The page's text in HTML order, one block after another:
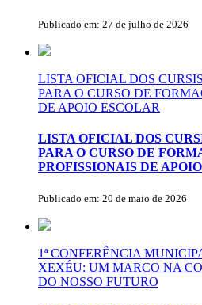
Publicado em: 27 de julho de 2026
LISTA OFICIAL DOS
PARA O CURSO DE
DE APOIO ESCOLAR
LISTA OFICIAL DOS
PARA O CURSO DE
PROFISSIONAIS DE
Publicado em: 20 de maio de 2026
1ª CONFERÊNCIA
XEXÉU: UM MARCO NA
DO NOSSO FUTURO